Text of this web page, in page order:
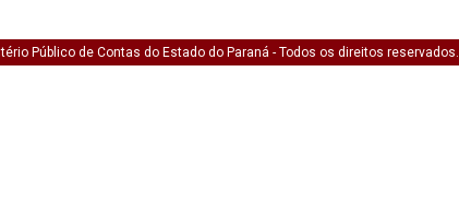
Público de Contas do Estado do Paraná - Todos os direitos reservados.